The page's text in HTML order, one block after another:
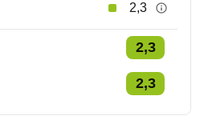
2,3
2,3
2,3